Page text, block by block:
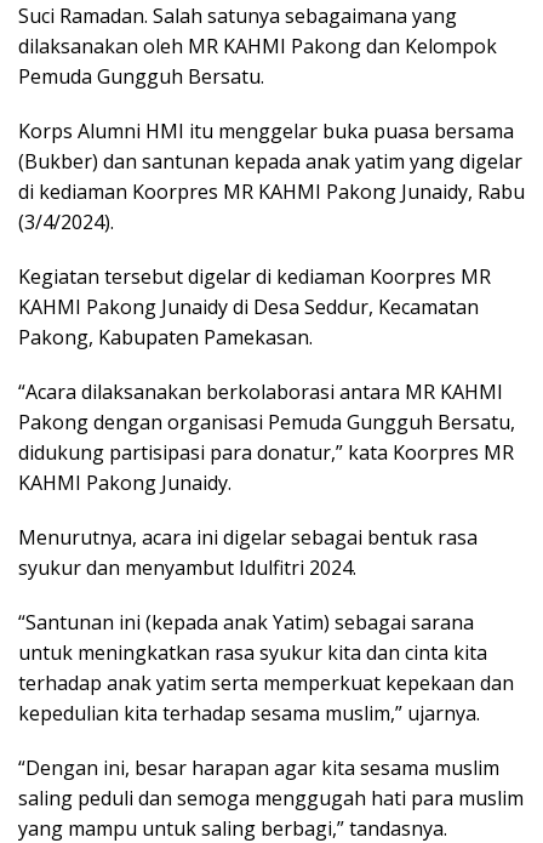
Suci Ramadan. Salah satunya sebagaimana yang
dilaksanakan oleh MR KAHMI Pakong dan Kelompok
Pemuda Gungguh Bersatu.
Korps Alumni HMI itu menggelar buka puasa bersama
(Bukber) dan santunan kepada anak yatim yang digelar
di kediaman Koorpres MR KAHMI Pakong Junaidy, Rabu
(3/4/2024).
Kegiatan tersebut digelar di kediaman Koorpres MR
KAHMI Pakong Junaidy di Desa Seddur, Kecamatan
Pakong, Kabupaten Pamekasan.
“Acara dilaksanakan berkolaborasi antara MR KAHMI
Pakong dengan organisasi Pemuda Gungguh Bersatu,
didukung partisipasi para donatur,” kata Koorpres MR
KAHMI Pakong Junaidy.
Menurutnya, acara ini digelar sebagai bentuk rasa
syukur dan menyambut Idulfitri 2024.
“Santunan ini (kepada anak Yatim) sebagai sarana
untuk meningkatkan rasa syukur kita dan cinta kita
terhadap anak yatim serta memperkuat kepekaan dan
kepedulian kita terhadap sesama muslim,” ujarnya.
“Dengan ini, besar harapan agar kita sesama muslim
saling peduli dan semoga menggugah hati para muslim
yang mampu untuk saling berbagi,” tandasnya.